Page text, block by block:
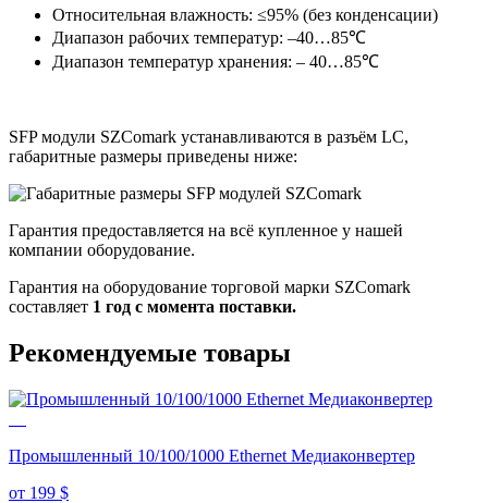
Относительная влажность: ≤95% (без конденсации)
Диапазон рабочих температур: –40…85℃
Диапазон температур хранения: – 40…85℃
SFP модули SZComark устанавливаются в разъём LC,
габаритные размеры приведены ниже:
Гарантия предоставляется на всё купленное у нашей
компании оборудование.
Гарантия на оборудование торговой марки SZComark
составляет 1 год с момента поставки.
Рекомендуемые товары
Промышленный 10/100/1000 Ethernet Медиаконвертер
от 199 $